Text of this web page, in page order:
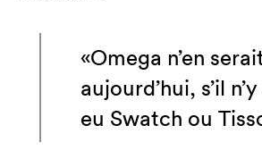
«Omega n’en
aujourd’hui, s’il
eu Swatch ou